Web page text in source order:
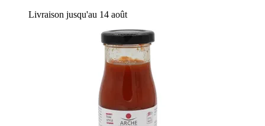
Livraison jusqu'au 14 août